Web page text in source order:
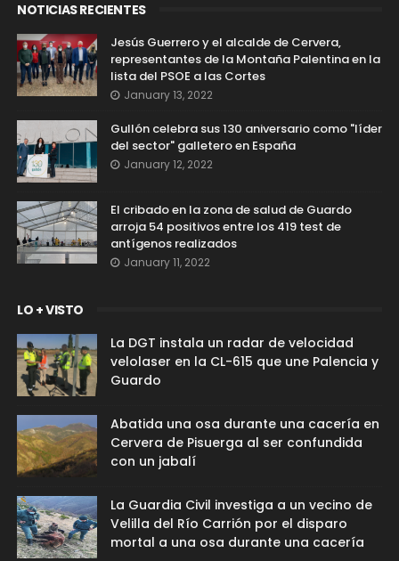
NOTICIAS RECIENTES
Jesús Guerrero y el alcalde de Cervera,
representantes de la Montaña Palentina en la
lista del PSOE a las Cortes
January 13, 2022
Gullón celebra sus 130 aniversario como "líder
del sector" galletero en España
January 12, 2022
El cribado en la zona de salud de Guardo
arroja 54 positivos entre los 419 test de
antígenos realizados
January 11, 2022
LO + VISTO
La DGT instala un radar de velocidad
velolaser en la CL-615 que une Palencia y
Guardo
Abatida una osa durante una cacería en
Cervera de Pisuerga al ser confundida
con un jabalí
La Guardia Civil investiga a un vecino de
Velilla del Río Carrión por el disparo
mortal a una osa durante una cacería